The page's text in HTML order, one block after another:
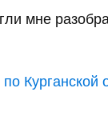
мне
Курганской